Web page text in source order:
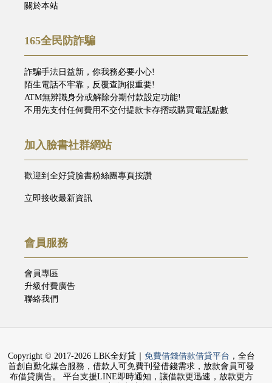
關於本站
165全民防詐騙
詐騙手法日益新，你我務必要小心!
陌生電話不牢靠，反覆查詢很重要!
ATM無辨識身分或解除分期付款設定功能!
不用先支付任何費用不交付提款卡存摺或購買電話點數
加入臉書社群網站
歡迎到全好貸臉書粉絲團專頁按讚
立即接收最新資訊
會員服務
會員專區
升級付費廣告
聯絡我們
Copyright © 2017-2026 LBK全好貸｜ 免費借錢借款借貸平台 ，全台
首創自動化媒合服務，借款人可免費刊登借錢需求，放款會員可發
布借貸廣告。 平台支援LINE即時通知，讓借款更迅速，放款更方